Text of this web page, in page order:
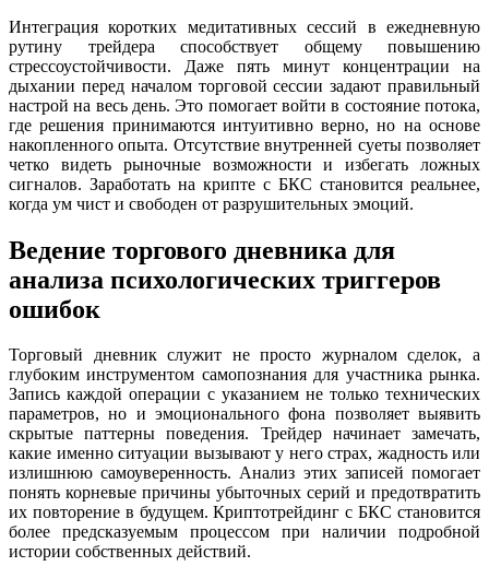
Интеграция коротких медитативных сессий в ежедневную
рутину трейдера способствует общему повышению
стрессоустойчивости. Даже пять минут концентрации на
дыхании перед началом торговой сессии задают правильный
настрой на весь день. Это помогает войти в состояние потока,
где решения принимаются интуитивно верно, но на основе
накопленного опыта. Отсутствие внутренней суеты позволяет
четко видеть рыночные возможности и избегать ложных
сигналов. Заработать на крипте с БКС становится реальнее,
когда ум чист и свободен от разрушительных эмоций.
Ведение торгового дневника для
анализа психологических триггеров
ошибок
Торговый дневник служит не просто журналом сделок, а
глубоким инструментом самопознания для участника рынка.
Запись каждой операции с указанием не только технических
параметров, но и эмоционального фона позволяет выявить
скрытые паттерны поведения. Трейдер начинает замечать,
какие именно ситуации вызывают у него страх, жадность или
излишнюю самоуверенность. Анализ этих записей помогает
понять корневые причины убыточных серий и предотвратить
их повторение в будущем. Криптотрейдинг с БКС становится
более предсказуемым процессом при наличии подробной
истории собственных действий.